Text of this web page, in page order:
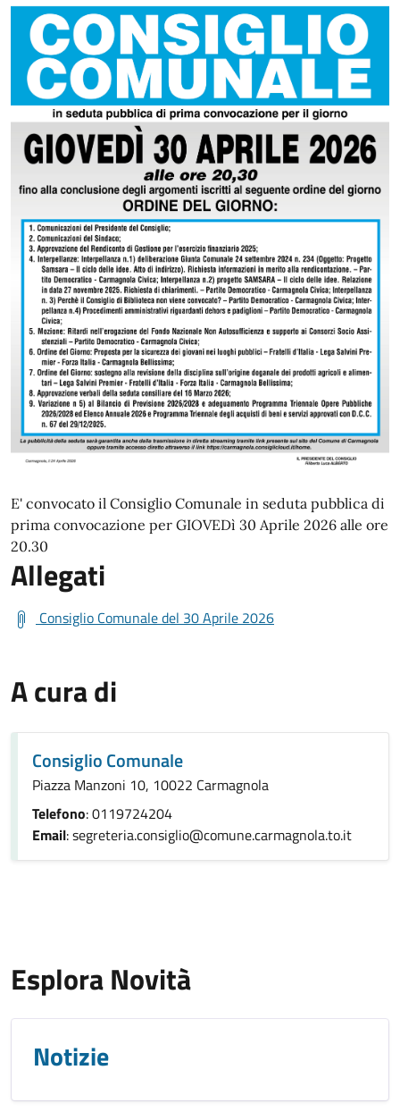
E' convocato il Consiglio Comunale in seduta pubblica di
prima convocazione per GIOVEDì 30 Aprile 2026 alle ore
20.30
Allegati
Consiglio Comunale del 30 Aprile 2026
A cura di
Consiglio Comunale
Piazza Manzoni 10, 10022 Carmagnola
Telefono: 0119724204
Email: segreteria.consiglio@comune.carmagnola.to.it
Esplora Novità
Notizie